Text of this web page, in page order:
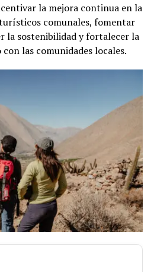
la mejora continua en la
comunales, fomentar
la sostenibilidad y fortalecer la
las comunidades locales.